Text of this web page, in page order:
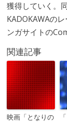
獲得していく。
KADOKAWAの
ンガサイトの
関連記事
映画「となりの